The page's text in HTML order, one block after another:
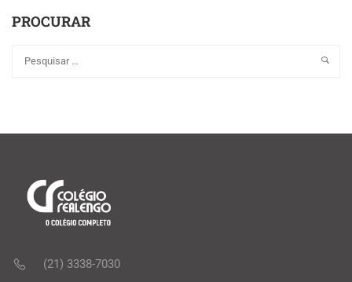
PROCURAR
(21) 3338-7030